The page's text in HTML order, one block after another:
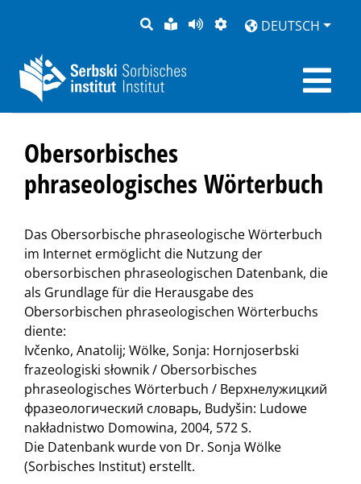
SUCHELEICHTE
SPRACHE
SEITEDARSTELLUNG
DEUTSCH
Obersorbisches
phraseologisches Wörterbuch
Das Obersorbische phraseologische Wörterbuch
im Internet ermöglicht die Nutzung der
obersorbischen phraseologischen Datenbank, die
als Grundlage für die Herausgabe des
Obersorbischen phraseologischen Wörterbuchs
diente:
Ivčenko, Anatolij; Wölke, Sonja: Hornjoserbski
frazeologiski słownik / Obersorbisches
phraseologisches Wörterbuch / Верхнелужицкий
фразеологический словарь, Budyšin: Ludowe
nakładnistwo Domowina, 2004, 572 S.
Die Datenbank wurde von Dr. Sonja Wölke
(Sorbisches Institut) erstellt.